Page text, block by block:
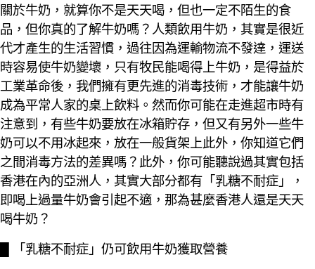
關於牛奶，就算你不是天天喝，但也一定不陌生的食
品，但你真的了解牛奶嗎？人類飲用牛奶，其實是很近
代才產生的生活習慣，過往因為運輸物流不發達，運送
時容易使牛奶變壞，只有牧民能喝得上牛奶，是得益於
工業革命後，我們擁有更先進的消毒技術，才能讓牛奶
成為平常人家的桌上飲料。然而你可能在走進超市時有
注意到，有些牛奶要放在冰箱貯存，但又有另外一些牛
奶可以不用冰起來，放在一般貨架上此外，你知道它們
之間消毒方法的差異嗎？此外，你可能聽說過其實包括
香港在內的亞洲人，其實大部分都有「乳糖不耐症」，
即喝上過量牛奶會引起不適，那為甚麼香港人還是天天
喝牛奶？
█ 「乳糖不耐症」仍可飲用牛奶獲取營養